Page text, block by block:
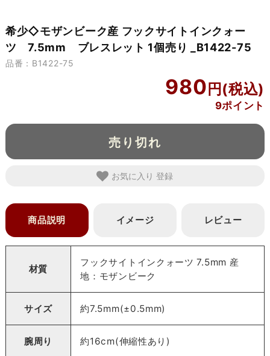
希少◇モザンビーク産 フックサイトインクォー
ツ 7.5mm ブレスレット 1個売り _B1422-75
品番：B1422-75
980
9ポイント
売り切れ
お気に入り
商品説明 イメージ レビュー
材質
フックサイトインクォーツ 7.5mm 産
地：モザンビーク
サイズ 約7.5mm(±0.5mm)
腕周り 約16cm(伸縮性あり)